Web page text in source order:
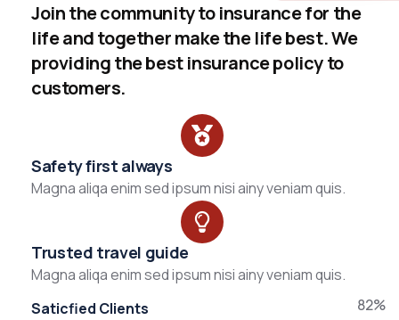
Join the community to insurance for the
life and together make the life best. We
providing the best insurance policy to
customers.
Safety first always
Magna aliqa enim sed ipsum nisi ainy veniam quis.
Trusted travel guide
Magna aliqa enim sed ipsum nisi ainy veniam quis.
Saticfied Clients
82%